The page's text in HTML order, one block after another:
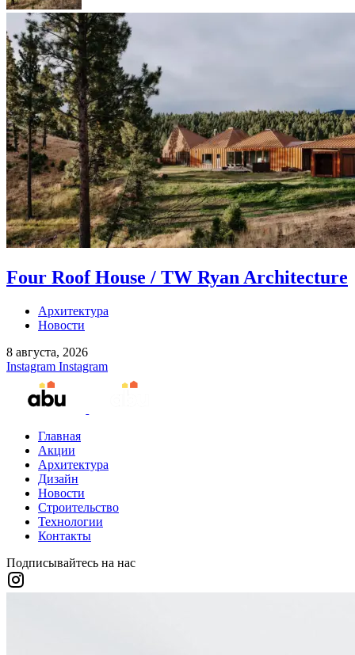
Four Roof House / TW Ryan Architecture
Архитектура
Новости
8 августа, 2026
Instagram Instagram
Главная
Акции
Архитектура
Дизайн
Новости
Строительство
Технологии
Контакты
Подписывайтесь на нас